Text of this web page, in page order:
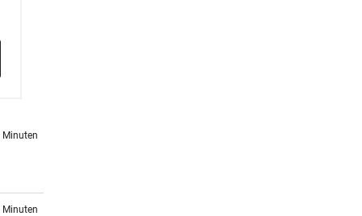
Minuten
Minuten